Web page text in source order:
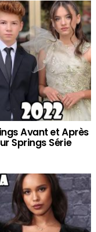
Avant et Après
Springs Série